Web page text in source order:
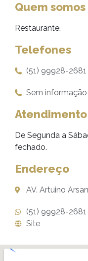
Quem somos
Restaurante.
Telefones
(51) 99928-2681
Sem informação
Atendimento
De Segunda a
fechado.
Endereço
AV. Artuino
(51) 99928-2681
Site